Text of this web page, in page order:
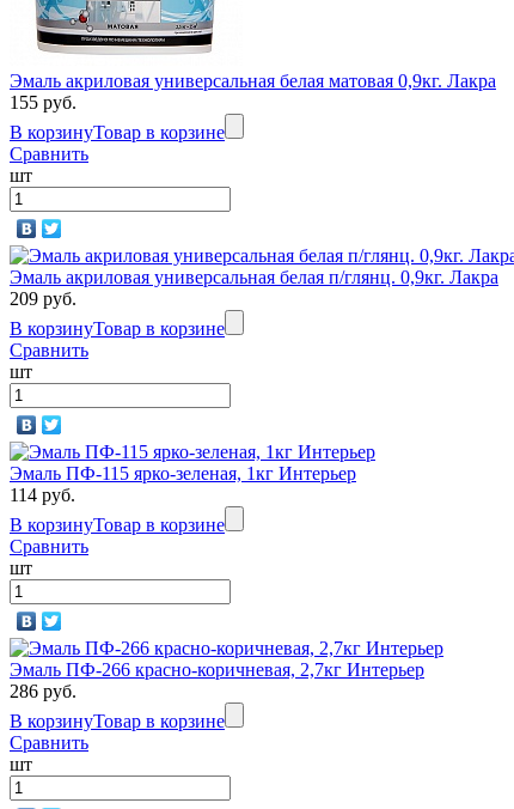
Эмаль акриловая универсальная белая матовая 0,9кг. Лакра
155 руб.
В корзинуТовар в корзине
Сравнить
шт
Эмаль акриловая универсальная белая п/глянц. 0,9кг. Лакра
209 руб.
В корзинуТовар в корзине
Сравнить
шт
Эмаль ПФ-115 ярко-зеленая, 1кг Интерьер
114 руб.
В корзинуТовар в корзине
Сравнить
шт
Эмаль ПФ-266 красно-коричневая, 2,7кг Интерьер
286 руб.
В корзинуТовар в корзине
Сравнить
шт